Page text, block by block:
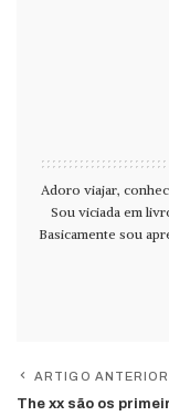
Adoro viajar,
Sou viciada em
Basicamente sou
ARTIGO ANTERIOR
The xx são os